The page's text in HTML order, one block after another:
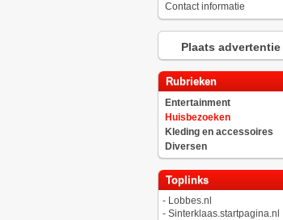
Contact informatie
Plaats advertentie
Rubrieken
Entertainment
Huisbezoeken
Kleding en accessoires
Diversen
Toplinks
- Lobbes.nl
- Sinterklaas.startpagina.nl